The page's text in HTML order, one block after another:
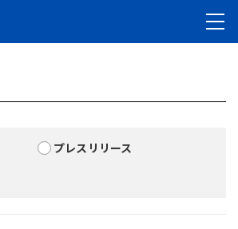
プレスリリース